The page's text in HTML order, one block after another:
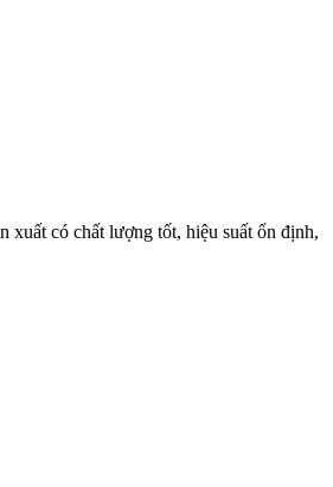
xuất có chất lượng tốt, hiệu suất ổn định,